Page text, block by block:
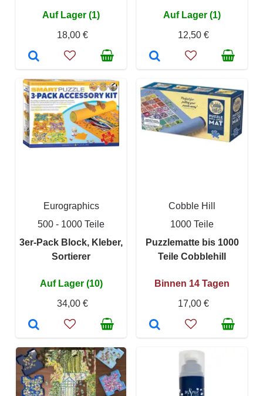
Auf Lager (1)
18,00 €
Auf Lager (1)
12,50 €
Eurographics
500 - 1000 Teile
3er-Pack Block, Kleber,
Sortierer
Auf Lager (10)
34,00 €
Cobble Hill
1000 Teile
Puzzlematte bis 1000
Teile Cobblehill
Binnen 14 Tagen
17,00 €